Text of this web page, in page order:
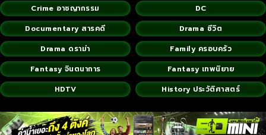
Crime อาชญากรรม
DC
Documentary สารคดี
Drama ชีวิต
Drama ดราม่า
Family ครอบครัว
Fantasy จินตนาการ
Fantasy เทพนิยาย
HDTV
History ประวัติศาสตร์